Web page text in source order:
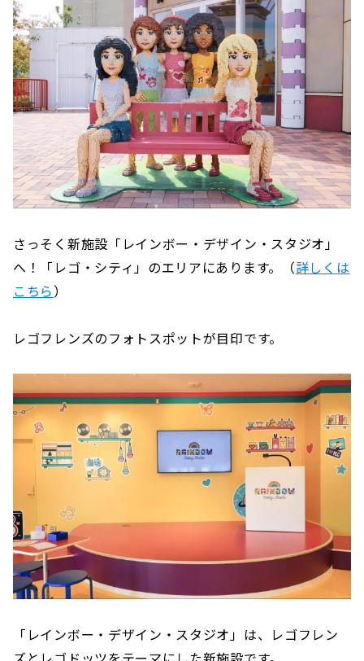
さっそく新施設「レインボー・デザイン・スタジオ」
へ！「レゴ・シティ」のエリアにあります。（詳しくは
こちら）
レゴフレンズのフォトスポットが目印です。
「レインボー・デザイン・スタジオ」は、レゴフレン